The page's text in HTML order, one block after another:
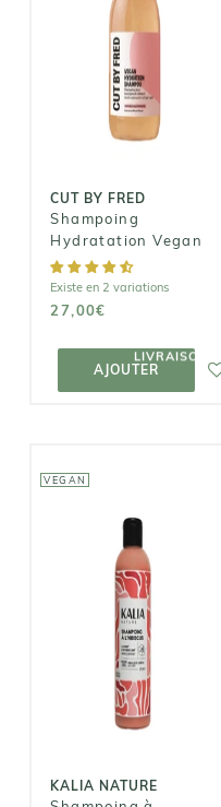
CUT BY FRED
Shampoing
Hydratation Vegan
Existe en 2 variations
27,00€
AJOUTER
CUT BY FRED
Shampoing
Hydratation
Vegan
AJOUTER AU
PANIER
VEGAN
KALIA NATURE
KALIA NATURE
Shampoing à
l'Hibiscus
16,90€